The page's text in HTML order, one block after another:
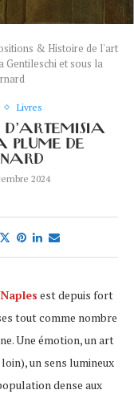
& Histoire de l'art
Gentileschi et sous la
Livres
PLUME DE
2024
Naples est depuis fort
tout comme nombre
Une émotion, un art
un sens lumineux
dense aux